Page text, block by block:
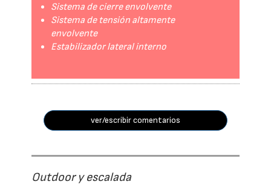
Sistema de cierre envolvente
Sistema de tensión altamente
envolvente
Estabilizador lateral interno
ver/escribir comentarios
Outdoor y escalada